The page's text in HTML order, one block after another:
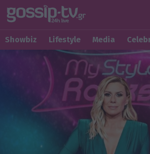
Showbiz Lifestyle Media